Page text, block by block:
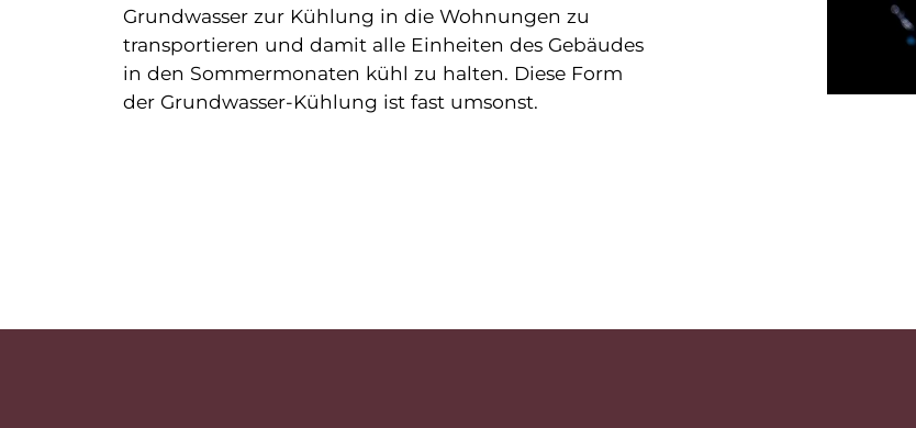
Grundwasser zur Kühlung in die Wohnungen zu
transportieren und damit alle Einheiten des Gebäudes
in den Sommermonaten kühl zu halten. Diese Form
der Grundwasser-Kühlung ist fast umsonst.